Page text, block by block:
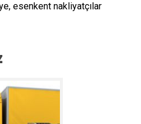
esenkent nakliyatçılar